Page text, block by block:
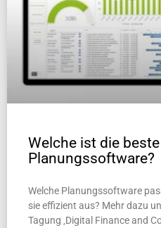
Welche ist die
Planungssoftware?
Welche Planungssoftware
sie effizient aus? Mehr dazu
Tagung ‚Digital Finance and